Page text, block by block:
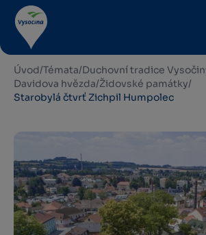
Úvod/Témata/Duchovní tradice
Davidova hvězda/Židovské památky/
Starobylá čtvrť Zichpil Humpolec